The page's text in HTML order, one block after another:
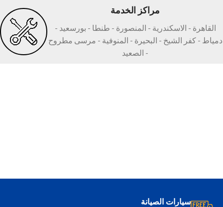
مراكز الخدمة
القاهرة - الاسكندرية - المنصورة - طنطا - بورسعيد -
دمياط - كفر الشيخ - البحيرة - المنوفية - مرسى مطروح
- الصعيد
سيارات الصيانة